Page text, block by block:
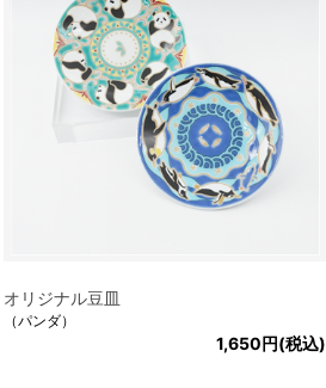
オリジナル豆皿
（パンダ）
1,650円(税込)